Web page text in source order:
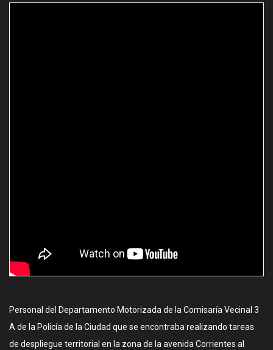
Personal del Departamento Motorizada de la Comisaría Vecinal 3
A de la Policía de la Ciudad que se encontraba realizando tareas
de despliegue territorial en la zona de la avenida Corrientes al